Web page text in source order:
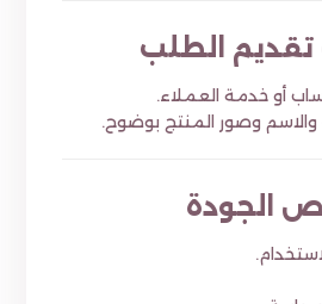
تقديم الطلب
أو خدمة العملاء.
والاسم وصور المنتج بوضوح.
الجودة